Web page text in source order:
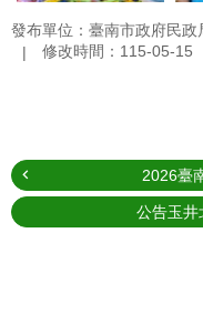
發布單位：臺南市政府民政
修改時間：115-05-15
2026臺
公告玉井